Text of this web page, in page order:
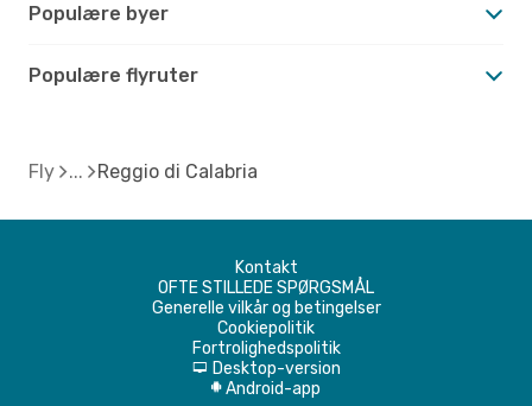
Populære byer
Populære flyruter
Fly Reggio di Calabria
Kontakt
OFTE STILLEDE SPØRGSMÅL
Generelle vilkår og betingelser
Cookiepolitik
Fortrolighedspolitik
d Desktop-version
A Android-app